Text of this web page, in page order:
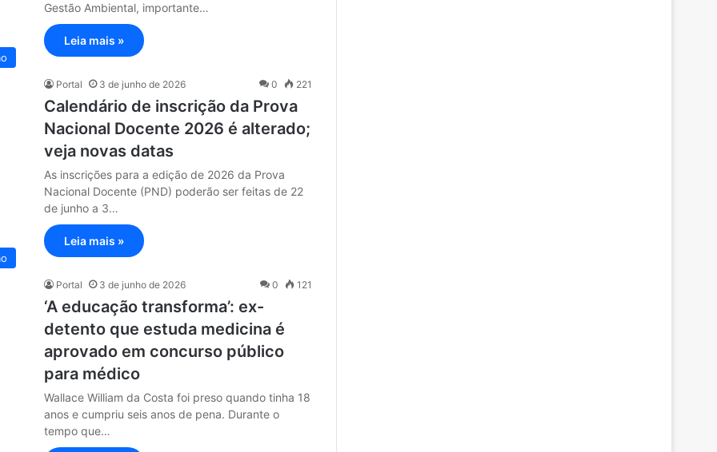
Gestão Ambiental, importante…
Leia mais »
Portal 3 de junho de 2026 0 221
Calendário de inscrição da Prova
Nacional Docente 2026 é alterado;
veja novas datas
As inscrições para a edição de 2026 da Prova
Nacional Docente (PND) poderão ser feitas de 22
de junho a 3…
Leia mais »
Portal 3 de junho de 2026 0 121
‘A educação transforma’: ex-
detento que estuda medicina é
aprovado em concurso público
para médico
Wallace William da Costa foi preso quando tinha 18
anos e cumpriu seis anos de pena. Durante o
tempo que…